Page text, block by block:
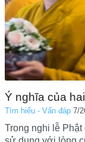
Ý nghĩa của
Tìm hiểu - Vấn đáp 7/
Trong nghi lễ